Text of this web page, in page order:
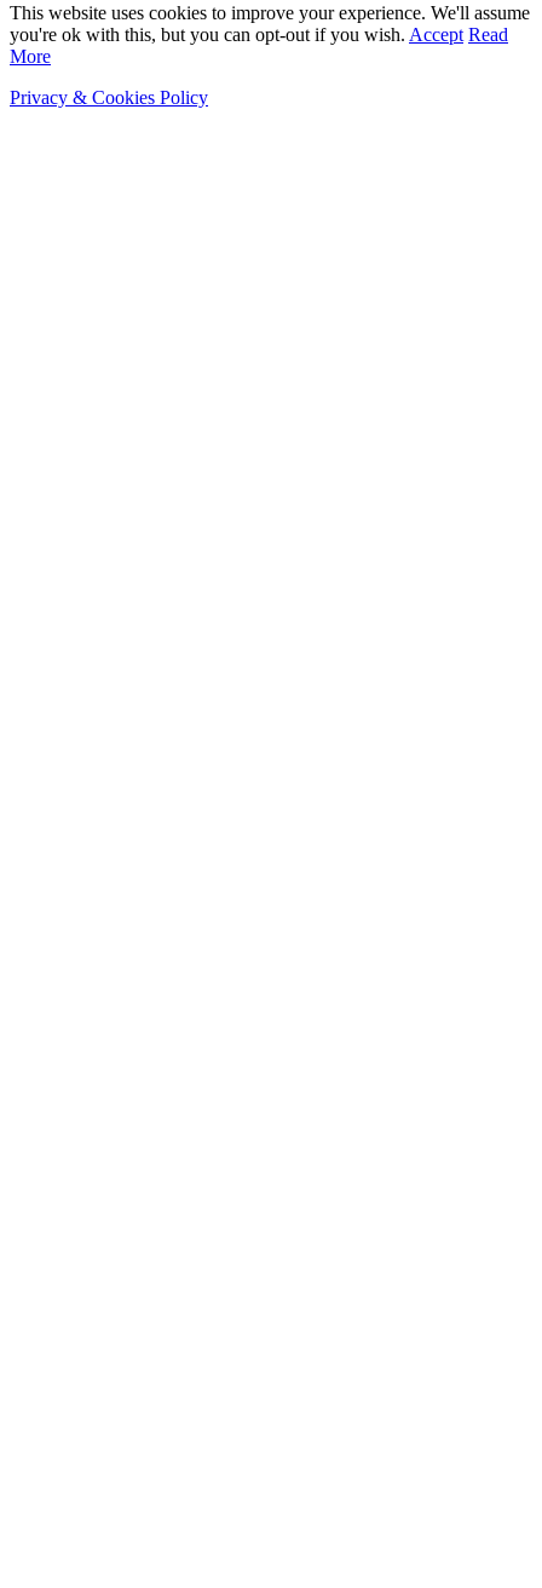
This website uses cookies to improve your experience. We'll assume
you're ok with this, but you can opt-out if you wish. Accept Read
More
Privacy & Cookies Policy